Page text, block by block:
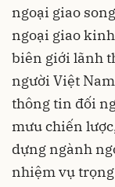
ngoại giao
ngoại giao
biên giới lãnh
người Việt
thông tin đối
mưu chiến
dựng ngành
nhiệm vụ